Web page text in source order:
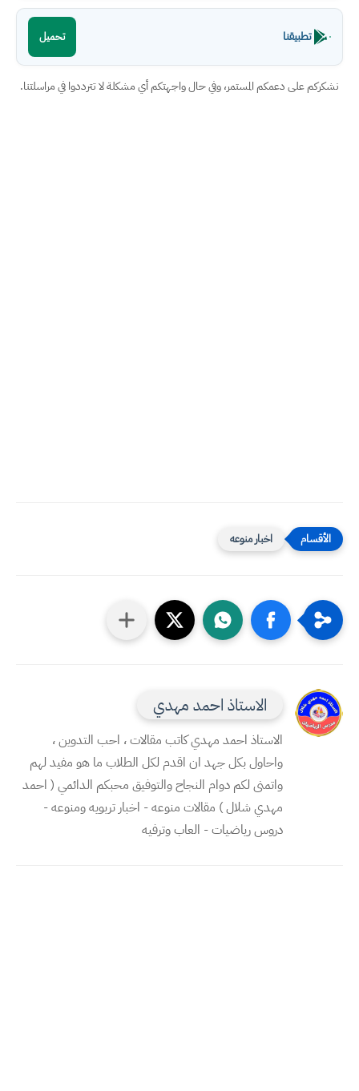
تطبيقنا تحميل
نشكركم على دعمكم المستمر، وفي حال واجهتكم أي مشكلة لا تترددوا في مراسلتنا.
اخبار منوعه
الاستاذ احمد مهدي
الاستاذ احمد مهدي كاتب مقالات ، احب التدوين ،
واحاول بكل جهد ان اقدم لكل الطلاب ما هو مفيد لهم
واتمنى لكم دوام النجاح والتوفيق محبكم الدائمي ( احمد
مهدي شلال ) مقالات منوعه - اخبار تربويه ومنوعه -
دروس رياضيات - العاب وترفيه